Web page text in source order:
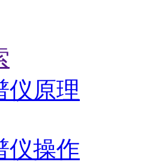
仪原理
仪操作